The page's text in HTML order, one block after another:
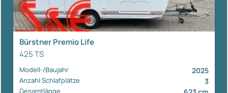
Bürstner Premio Life
425 TS
Modell-/Baujahr 2025
Anzahl Schlafplätze 3
Gesamtlänge